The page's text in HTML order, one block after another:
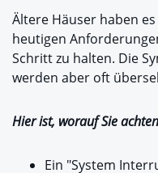
Ältere Häuser haben
heutigen
Schritt zu halten. Die
werden aber oft
Hier ist, worauf Sie
Ein "System